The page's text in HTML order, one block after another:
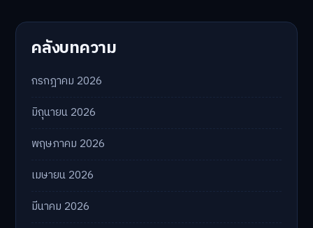
คลังบทความ
กรกฎาคม 2026
มิถุนายน 2026
พฤษภาคม 2026
เมษายน 2026
มีนาคม 2026